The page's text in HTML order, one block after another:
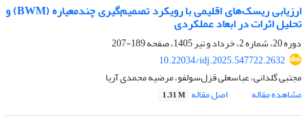
ارزیابی ریسک‌های اقلیمی با رویکرد تصمیم‌گیری چندمعیاره (BWM) و
تحلیل اثرات در ابعاد عملکردی
دوره 20، شماره 2، خرداد و تیر 1405، صفحه
189-207
10.22034/idj.2025.547722.2632
مجتبی گلدانی، عباسعلی قزل‌سولفو، مرضیه محمدی آریا
مشاهده مقاله
اصل مقاله 1.31 M